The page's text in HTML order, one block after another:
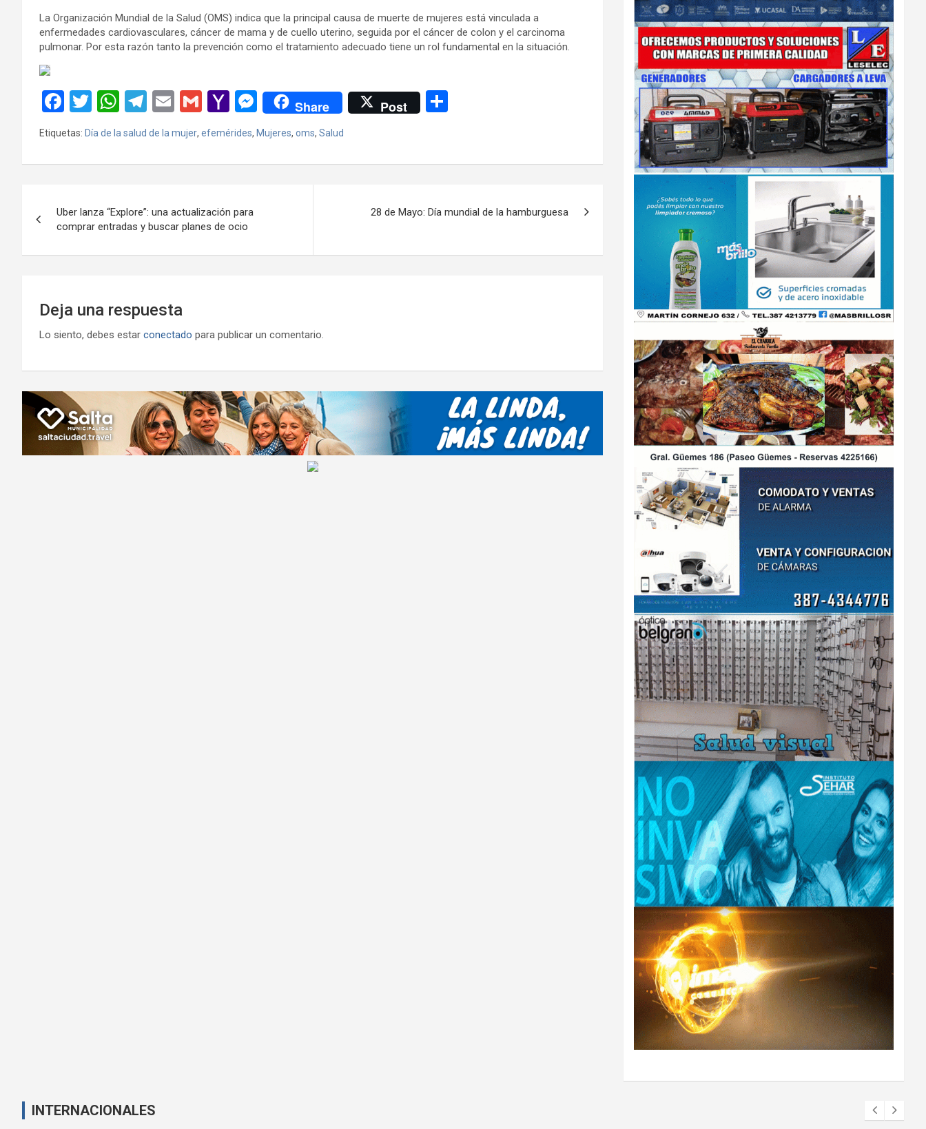
La Organización Mundial de la Salud (OMS) indica que la principal causa de muerte de mujeres está vinculada a
enfermedades cardiovasculares, cáncer de mama y de cuello uterino, seguida por el cáncer de colon y el carcinoma
pulmonar. Por esta razón tanto la prevención como el tratamiento adecuado tiene un rol fundamental en la situación.
F
a
ce
b
o
k
T
wi
tt
er
W
at
s
p
p
T
el
e
gr
m
E
m
ail
G
m
ail
Y
a
h
o
M
ail
M
es
se
n
Share Post
p
tir
Etiquetas: Día de la salud de la mujer, efemérides, Mujeres, oms, Salud
de
entradas
Uber lanza “Explore”: una actualización para
comprar entradas y buscar planes de ocio
28 de Mayo: Día mundial de la hamburguesa
Deja una respuesta
Lo siento, debes estar conectado para publicar un comentario.
INTERNACIONALES